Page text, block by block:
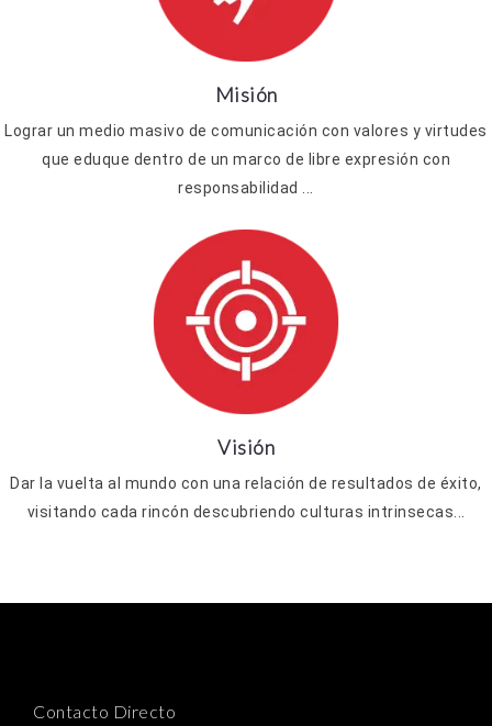
Misión
Lograr un medio masivo de comunicación con valores y virtudes
que eduque dentro de un marco de libre expresión con
responsabilidad ...
Visión
Dar la vuelta al mundo con una relación de resultados de éxito,
visitando cada rincón descubriendo culturas intrinsecas...
Contacto Directo